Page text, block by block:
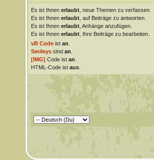
Es ist Ihnen erlaubt, neue Themen zu verfassen.
Es ist Ihnen erlaubt, auf Beiträge zu antworten.
Es ist Ihnen erlaubt, Anhänge anzufügen.
Es ist Ihnen erlaubt, Ihre Beiträge zu bearbeiten.
vB Codeist an
Smileyssind an
[IMG] Code ist an
HTML-Code ist aus.